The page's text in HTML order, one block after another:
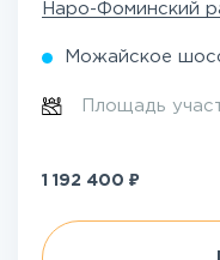
Наро-Фоминский
Можайское
Площадь
1 192 400 ₽